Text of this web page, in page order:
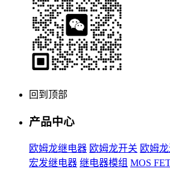
回到顶部
产品中心
欧姆龙继电器 欧姆龙开关 欧姆
宏发继电器 继电器模组 MOS